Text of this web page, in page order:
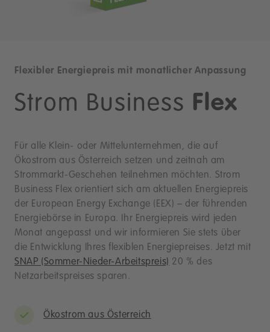
Flexibler Energiepreis mit monatlicher Anpassung
Strom Business Flex
Für alle Klein- oder Mittelunternehmen, die auf
Ökostrom aus Österreich setzen und zeitnah am
Strommarkt-Geschehen teilnehmen möchten. Strom
Business Flex orientiert sich am aktuellen Energiepreis
der European Energy Exchange (EEX) – der führenden
Energiebörse in Europa. Ihr Energiepreis wird jeden
Monat angepasst und wir informieren Sie stets über
die Entwicklung Ihres flexiblen Energiepreises. Jetzt mit
SNAP (Sommer-Nieder-Arbeitspreis) 20 % des
Netzarbeitspreises sparen.
Ökostrom aus Österreich